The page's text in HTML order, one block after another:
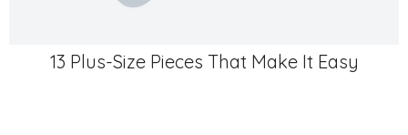
13 Plus-Size Pieces That Make It Easy